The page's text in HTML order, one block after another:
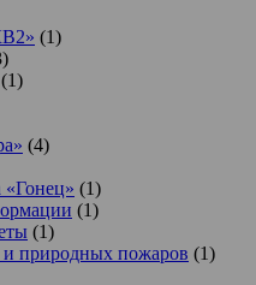
(1)
(1)
(4)
«Гонец» (1)
(1)
(1)
природных пожаров (1)